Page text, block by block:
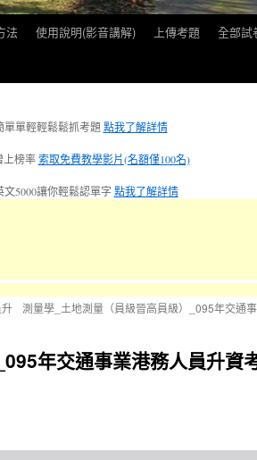
法 使用說明(影音講解) 上傳考題
全部試
單單輕輕鬆鬆抓考題 點我了解詳情
上榜率 索取免費教學影片(名額僅100名)
文5000讓你輕鬆認單字 點我了解詳情
測量學_土地測量（員級晉高員級）_095年交通
年交通事業港務人員升資